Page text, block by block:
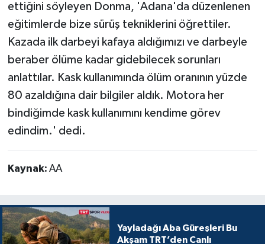
ettiğini söyleyen Donma, 'Adana'da düzenlenen
eğitimlerde bize sürüş tekniklerini öğrettiler.
Kazada ilk darbeyi kafaya aldığımızı ve darbeyle
beraber ölüme kadar gidebilecek sorunları
anlattılar. Kask kullanımında ölüm oranının yüzde
80 azaldığına dair bilgiler aldık. Motora her
bindiğimde kask kullanımını kendime görev
edindim.' dedi.
Kaynak: AA
Yayladağı Aba Güreşleri Bu
Akşam TRT’den Canlı